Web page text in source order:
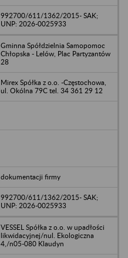
992700/611/1362/2015- SAK;
UNP: 2026-0025933
Gminna Spółdzielnia Samopomoc
Chłopska - Lelów, Plac Partyzantów
28
Mirex Spółka z o.o. -Częstochowa,
ul. Okólna 79C tel. 34 361 29 12
dokumentacji firmy
992700/611/1362/2015- SAK;
UNP: 2026-0025933
VESSEL Spółka z o.o. w upadłości
likwidacyjnej/nul. Ekologiczna
4,/n05-080 Klaudyn